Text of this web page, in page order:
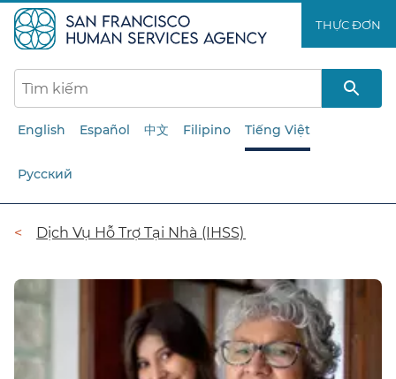
đến
nội
dung
THỰC ĐƠN​​
English Español 中文 Filipino Tiếng Việt
Русский
Đường
Dịch Vụ Hỗ Trợ Tại Nhà (IHSS)​​